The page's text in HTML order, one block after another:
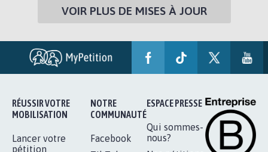
VOIR PLUS DE MISES À JOUR
RÉUSSIR VOTRE
MOBILISATION
Lancer votre
pétition
NOTRE
COMMUNAUTÉ
Facebook
ESPACE PRESSE
Qui sommes-
nous?